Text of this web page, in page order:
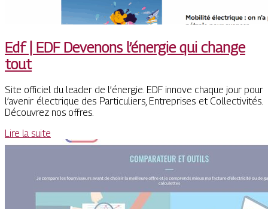
Edf | EDF Devenons l’énergie qui change
tout
Site officiel du leader de l’énergie. EDF innove chaque jour pour
l’avenir électrique des Particuliers, Entreprises et Collectivités.
Découvrez nos offres.
Lire la suite